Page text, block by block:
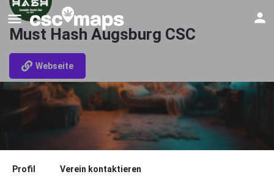
Must Hash Augsburg CSC
Webseite
Profil Verein kontaktieren